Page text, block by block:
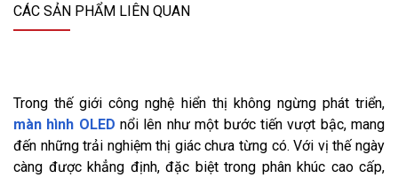
CÁC SẢN PHẨM LIÊN QUAN
Trong thế giới công nghệ hiển thị không ngừng phát triển,
màn hình OLED nổi lên như một bước tiến vượt bậc, mang
đến những trải nghiệm thị giác chưa từng có. Với vị thế ngày
càng được khẳng định, đặc biệt trong phân khúc cao cấp,